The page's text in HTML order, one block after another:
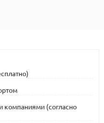
компаниями (согласно